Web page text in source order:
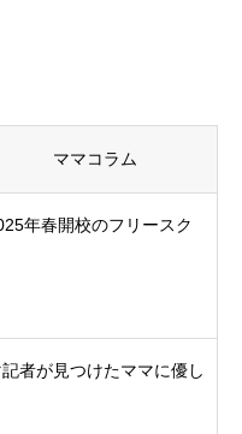
ママコラム
年春開校のフリースク
記者が見つけたママに優し